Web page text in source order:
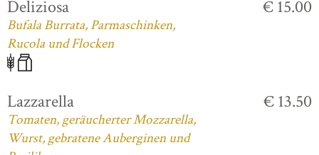
Deliziosa
Bufala Burrata, Parmaschinken,
Rucola und Flocken
€ 15.00
Lazzarella
Tomaten, geräucherter Mozzarella,
Wurst, gebratene Auberginen und
€ 13.50